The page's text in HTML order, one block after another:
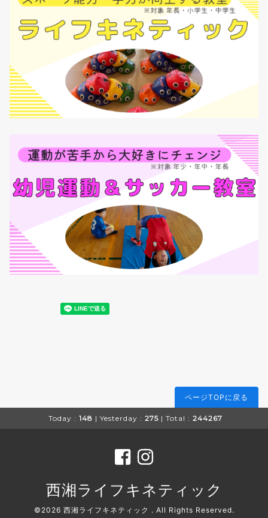
ページTOPに戻る
Today : 148 | Yesterday : 275 | Total : 244267
西湘ライフキネティック
©2026 西湘ライフキネティック . All Rights Reserved.